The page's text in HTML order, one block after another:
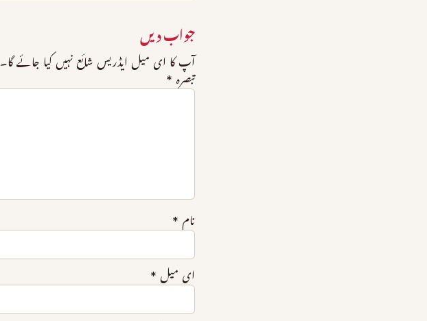
جواب دیں
آپ کا ای میل ایڈریس شائع نہیں کیا جائے گا۔
تبصرہ *
نام *
ای میل *